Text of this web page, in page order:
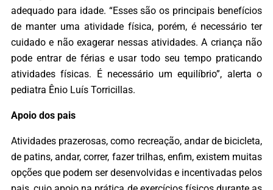
adequado para idade. “Esses são os principais benefícios
de manter uma atividade física, porém, é necessário ter
cuidado e não exagerar nessas atividades. A criança não
pode entrar de férias e usar todo seu tempo praticando
atividades físicas. É necessário um equilíbrio”, alerta o
pediatra Ênio Luís Torricillas.
Apoio dos pais
Atividades prazerosas, como recreação, andar de bicicleta,
de patins, andar, correr, fazer trilhas, enfim, existem muitas
opções que podem ser desenvolvidas e incentivadas pelos